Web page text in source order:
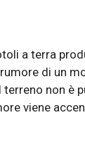
a terra
di un
non è
viene